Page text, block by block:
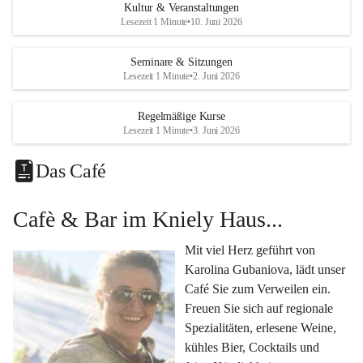
eigene kulinarische Highlights.
Klimatisiertes Foyer mit Theken-Infrastruktur,
Künstlergarderobe, kleiner Garten und Festwiese –
alles für Ihre perfekte Veranstaltung.
Seminare & Workshops, Hochzeiten &
Familienfeiern, Tagungen, Kulturevents oder Kundenevents
– bei uns finden Sie den passenden Rahmen für Ihre Ideen.
Lassen Sie sich von Karolina Gubaniova mit regionalen
Spezialitäten, edlen Weinen und kleinen Köstlichkeiten
verwöhnen.
Fragen oder Anfragen?
Kontaktieren Sie uns gerne per Mail
l.kohlmaier@leutschach-weinstrasse.gv.at
oder
+4334547060223
Kultur & Veranstaltungen
Lesezeit 1 Minute•10. Juni 2026
Seminare & Sitzungen
Lesezeit 1 Minute•2. Juni 2026
Regelmäßige Kurse
Lesezeit 1 Minute•3. Juni 2026
Das Café
Cafè & Bar im Kniely Haus...
Mit viel Herz geführt von
Karolina Gubaniova, lädt unser
Café Sie zum Verweilen ein.
Freuen Sie sich auf regionale
Spezialitäten, erlesene Weine,
kühles Bier, Cocktails und